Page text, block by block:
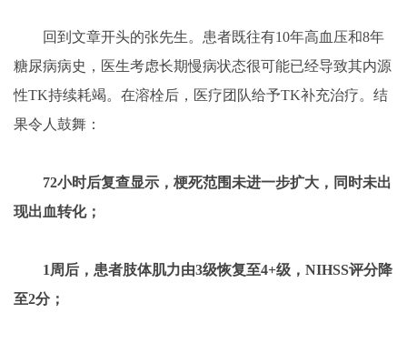
回到文章开头的张先生。患者既往有10年高血压和8年
糖尿病病史，医生考虑长期慢病状态很可能已经导致其内源
性TK持续耗竭。在溶栓后，医疗团队给予TK补充治疗。结
果令人鼓舞：
72小时后复查显示，梗死范围未进一步扩大 ， 同时未出
现出血转化；
1周后，患者肢体肌力由3级恢复至4+级，NIHSS评分降
至2分；